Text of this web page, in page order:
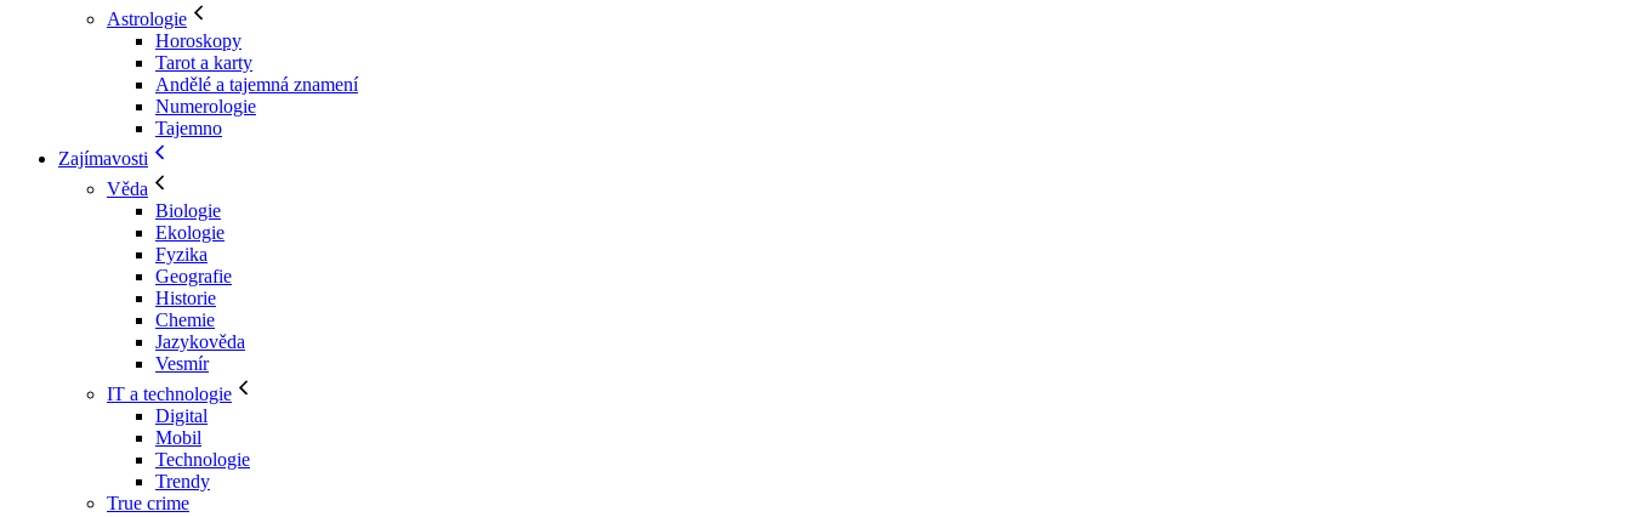
Astrologie
Horoskopy
Tarot a karty
Andělé a tajemná znamení
Numerologie
Tajemno
Zajímavosti
Věda
Biologie
Ekologie
Fyzika
Geografie
Historie
Chemie
Jazykověda
Vesmír
IT a technologie
Digital
Mobil
Technologie
Trendy
True crime